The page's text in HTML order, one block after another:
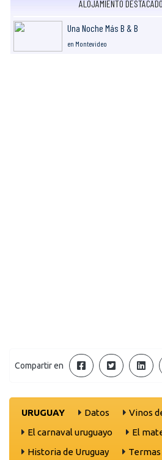
ALOJAMIENTO
Una Noche Más B & B
en Montevideo
Compartir en
URUGUAY Datos
Vinos
El carnaval uruguayo
El
Historia de Uruguay